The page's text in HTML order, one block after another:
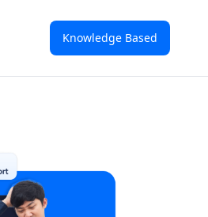
Knowledge Based